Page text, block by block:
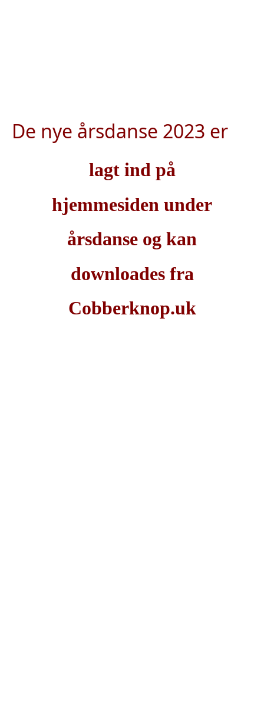
De nye årsdanse 2023 er
lagt ind på
hjemmesiden under
årsdanse og kan
downloades fra
Cobberknop.uk